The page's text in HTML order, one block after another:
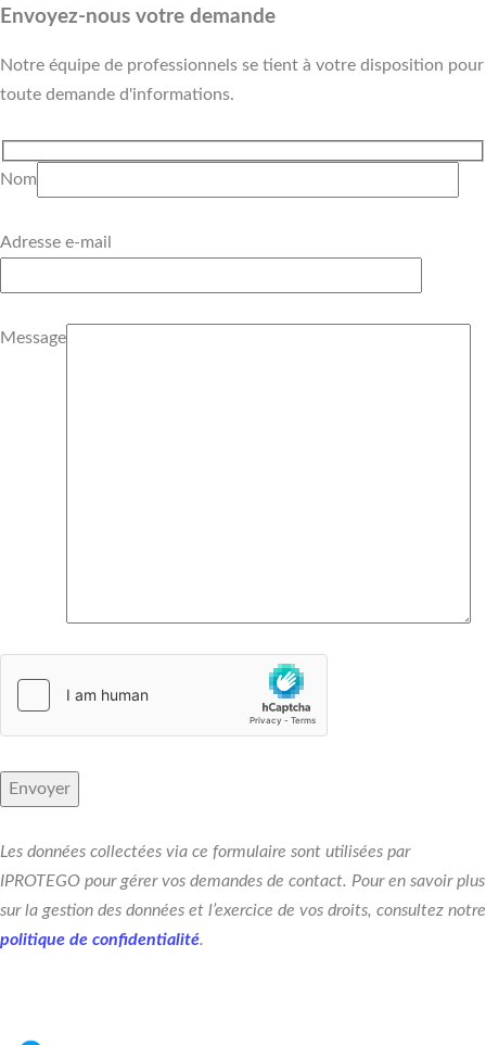
Envoyez-nous votre demande
Notre équipe de professionnels se tient à votre disposition pour
toute demande d'informations.
Nom
Adresse e-mail
Message
Les données collectées via ce formulaire sont utilisées par
IPROTEGO pour gérer vos demandes de contact. Pour en savoir plus
sur la gestion des données et l’exercice de vos droits, consultez notre
politique de confidentialité.